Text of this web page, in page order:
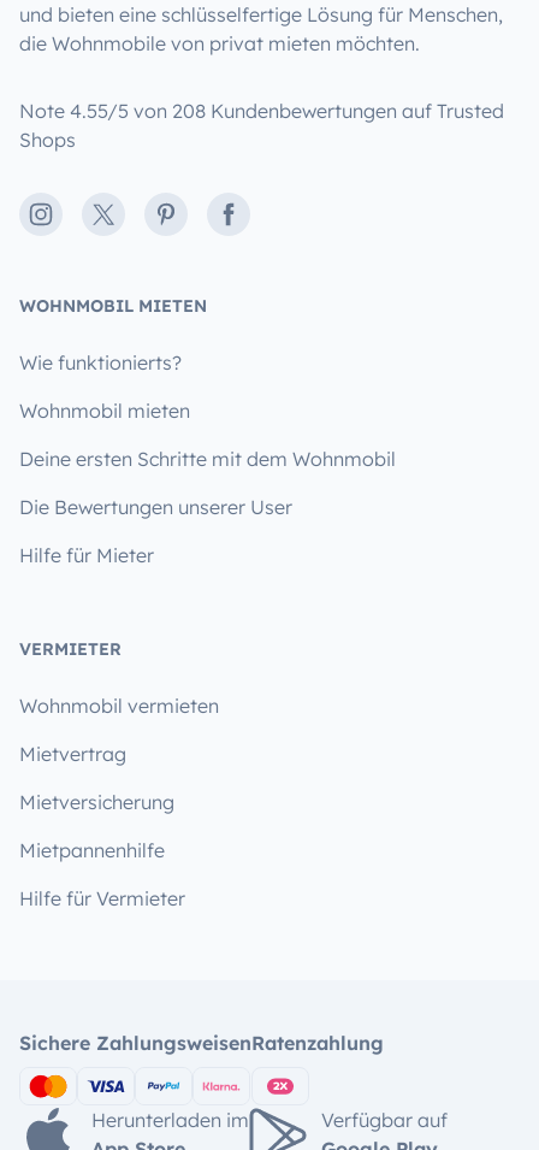
und bieten eine schlüsselfertige Lösung für Menschen,
die Wohnmobile von privat mieten möchten.
Note 4.55/5 von 208 Kundenbewertungen auf Trusted
Shops
Instagram
X PinterestFacebook
WOHNMOBIL MIETEN
Wie funktionierts?
Wohnmobil mieten
Deine ersten Schritte mit dem Wohnmobil
Die Bewertungen unserer User
Hilfe für Mieter
VERMIETER
Wohnmobil vermieten
Mietvertrag
Mietversicherung
Mietpannenhilfe
Hilfe für Vermieter
Sichere ZahlungsweisenRatenzahlung
Herunterladen im
Verfügbar auf